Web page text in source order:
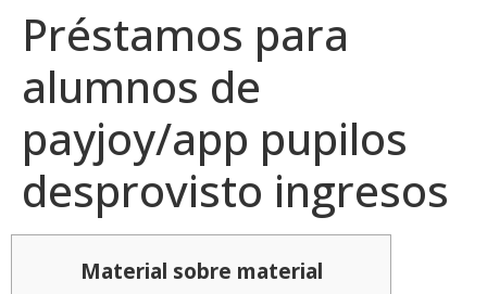
Préstamos para
alumnos de
payjoy/app pupilos
desprovisto ingresos
Material sobre material